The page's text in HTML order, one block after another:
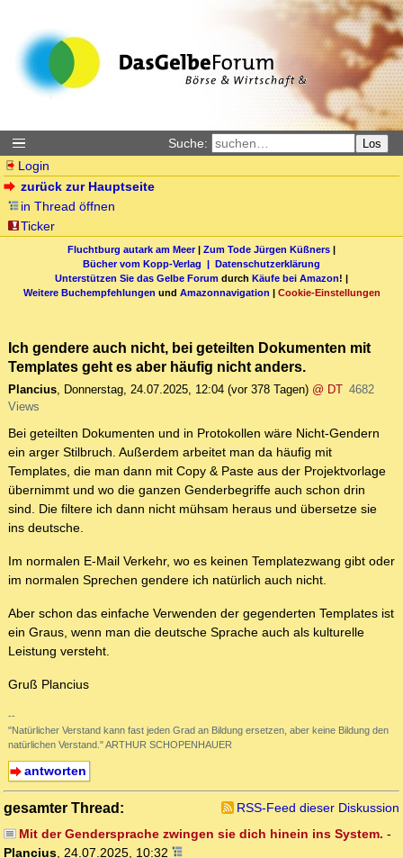
Suche: Los
Login
zurück zur Hauptseite
in Thread öffnen
Ticker
Fluchtburg autark am Meer| Zum Tode Jürgen Küßners |
Bücher vom Kopp-Verlag | Datenschutzerklärung
Unterstützen Sie das Gelbe Forum durch Käufe bei Amazon! |
Weitere Buchempfehlungen und Amazonnavigation | Cookie-Einstellungen
Ich gendere auch nicht, bei geteilten Dokumenten mit
Templates geht es aber häufig nicht anders.
Plancius, Donnerstag, 24.07.2025, 12:04 (vor 378 Tagen) @ DT 4682
Views
Bei geteilten Dokumenten und in Protokollen wäre Nicht-Gendern
ein arger Stilbruch. Außerdem arbeitet man da häufig mit
Templates, die man dann mit Copy & Paste aus der Projektvorlage
übernimmt und wo die ganzen Genderbegriffe auch schon drin
sind. Die filtere ich dann nicht mühsam heraus und übersetze sie
ins deutsche.
Im normalen E-Mail Verkehr, wo es keinen Templatezwang gibt oder
im normalen Sprechen gendere ich natürlich auch nicht.
Aber schon das einfache Verwenden der gegenderten Templates ist
ein Graus, wenn man die deutsche Sprache auch als kulturelle
Leistung versteht.
Gruß Plancius
--
"Natürlicher Verstand kann fast jeden Grad an Bildung ersetzen, aber keine Bildung den
natürlichen Verstand." ARTHUR SCHOPENHAUER
antworten
gesamter Thread:
RSS-Feed dieser Diskussion
Mit der Gendersprache zwingen sie dich hinein ins System. -
Plancius, 24.07.2025, 10:32